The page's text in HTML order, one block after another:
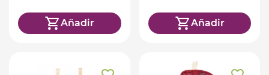
Añadir Añadir